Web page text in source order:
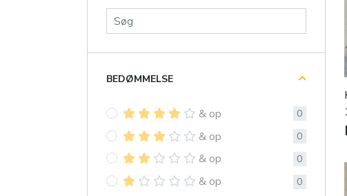
BEDØMMELSE
& op 0
& op 0
& op 0
& op 0